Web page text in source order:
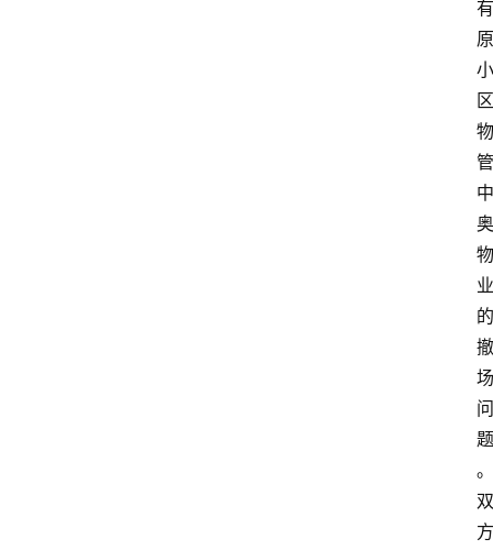
有
原
小
区
物
管
中
奥
物
业
的
撤
场
问
题
。
双
方